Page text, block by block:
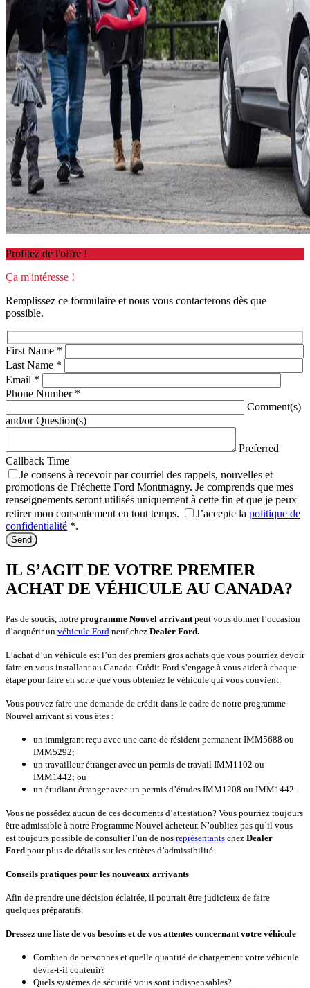
Profitez de l'offre !
Ça m'intéresse !
Remplissez ce formulaire et nous vous contacterons dès que
possible.
First Name *
Last Name *
Email *
Phone Number *
Comment(s)
and/or Question(s)
Preferred
Callback Time
Je consens à recevoir par courriel des rappels, nouvelles et
promotions de Fréchette Ford Montmagny. Je comprends que mes
renseignements seront utilisés uniquement à cette fin et que je peux
retirer mon consentement en tout temps.
J’accepte la politique de
confidentialité *.
IL S’AGIT DE VOTRE PREMIER
ACHAT DE VÉHICULE AU CANADA?
Pas de soucis, notre programme Nouvel arrivantpeut vous donner l’occasion
d’acquérir un véhicule Ford neuf chez Dealer Ford.
L’achat d’un véhicule est l’un des premiers gros achats que vous pourriez devoir
faire en vous installant au Canada. Crédit Ford s’engage à vous aider à chaque
étape pour faire en sorte que vous obteniez le véhicule qui vous convient.
Vous pouvez faire une demande de crédit dans le cadre de notre programme
Nouvel arrivant si vous êtes :
un immigrant reçu avec une carte de résident permanent IMM5688 ou
IMM5292;
un travailleur étranger avec un permis de travail IMM1102 ou
IMM1442; ou
un étudiant étranger avec un permis d’études IMM1208 ou IMM1442.
Vous ne possédez aucun de ces documents d’attestation? Vous pourriez toujours
être admissible à notre Programme Nouvel acheteur. N’oubliez pas qu’il vous
est toujours possible de consulter l’un de nos représentants chez Dealer
Ford pour plus de détails sur les critères d’admissibilité.
Conseils pratiques pour les nouveaux arrivants
Afin de prendre une décision éclairée, il pourrait être judicieux de faire
quelques préparatifs.
Dressez une liste de vos besoins et de vos attentes concernant votre véhicule
Combien de personnes et quelle quantité de chargement votre véhicule
devra-t-il contenir?
Quels systèmes de sécurité vous sont indispensables?